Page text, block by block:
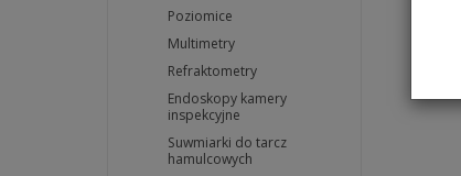
Poziomice
Multimetry
Refraktometry
Endoskopy kamery
inspekcyjne
Suwmiarki do tarcz
hamulcowych